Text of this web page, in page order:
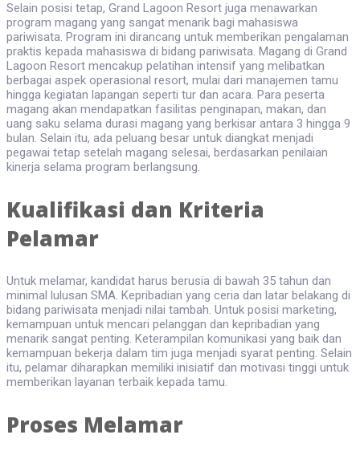
Selain posisi tetap, Grand Lagoon Resort juga menawarkan
program magang yang sangat menarik bagi mahasiswa
pariwisata. Program ini dirancang untuk memberikan pengalaman
praktis kepada mahasiswa di bidang pariwisata. Magang di Grand
Lagoon Resort mencakup pelatihan intensif yang melibatkan
berbagai aspek operasional resort, mulai dari manajemen tamu
hingga kegiatan lapangan seperti tur dan acara. Para peserta
magang akan mendapatkan fasilitas penginapan, makan, dan
uang saku selama durasi magang yang berkisar antara 3 hingga 9
bulan. Selain itu, ada peluang besar untuk diangkat menjadi
pegawai tetap setelah magang selesai, berdasarkan penilaian
kinerja selama program berlangsung.
Kualifikasi dan Kriteria
Pelamar
Untuk melamar, kandidat harus berusia di bawah 35 tahun dan
minimal lulusan SMA. Kepribadian yang ceria dan latar belakang di
bidang pariwisata menjadi nilai tambah. Untuk posisi marketing,
kemampuan untuk mencari pelanggan dan kepribadian yang
menarik sangat penting. Keterampilan komunikasi yang baik dan
kemampuan bekerja dalam tim juga menjadi syarat penting. Selain
itu, pelamar diharapkan memiliki inisiatif dan motivasi tinggi untuk
memberikan layanan terbaik kepada tamu.
Proses Melamar